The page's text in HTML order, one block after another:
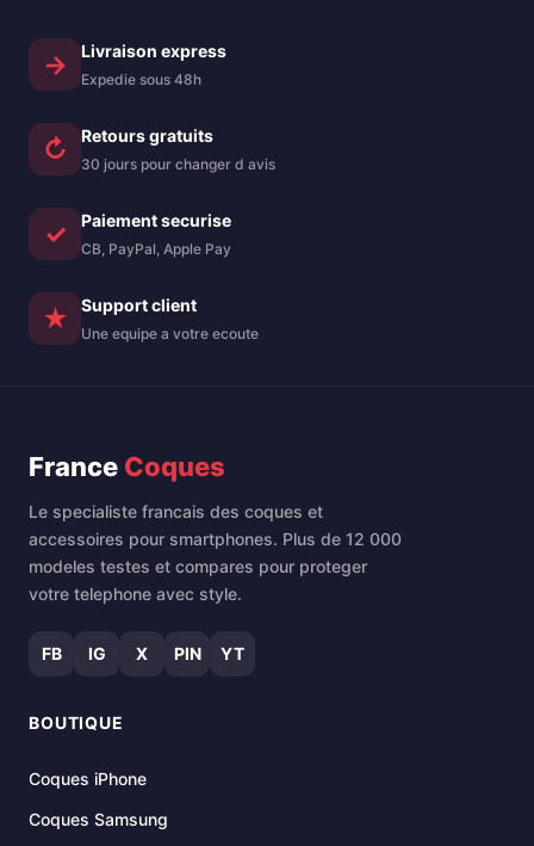
→ Livraison express
Expedie sous 48h
↻ Retours gratuits
30 jours pour changer d avis
✓ Paiement securise
CB, PayPal, Apple Pay
★ Support client
Une equipe a votre ecoute
France Coques
Le specialiste francais des coques et
accessoires pour smartphones. Plus de 12 000
modeles testes et compares pour proteger
votre telephone avec style.
FB IG X PIN YT
BOUTIQUE
Coques iPhone
Coques Samsung